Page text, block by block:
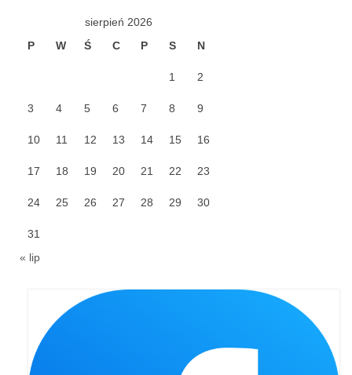
26.06.2025
sierpień 2026
P
W Ś C P S N
1 2
3 4 5 6 7 8 9
10 11 12 13 14 15 16
17 18 19 20 21 22 23
24 25 26 27 28 29 30
31
« lip